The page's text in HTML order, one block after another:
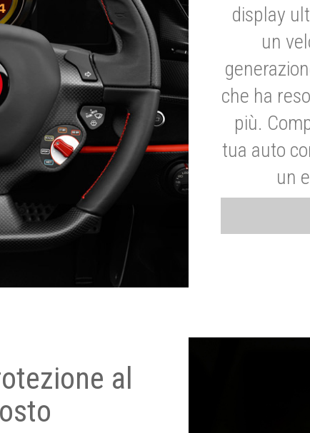
display
un
che ha
più.
tua auto
un
al